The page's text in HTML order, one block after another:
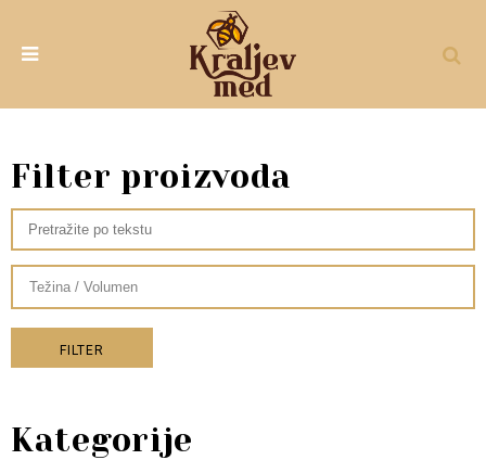
Filter proizvoda
FILTER
Kategorije